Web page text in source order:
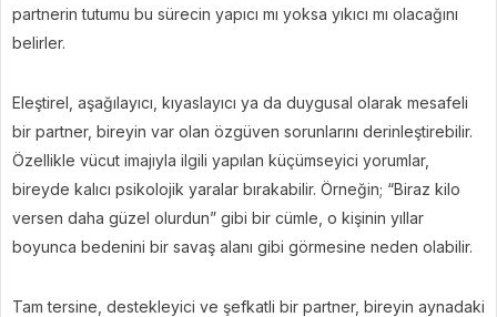
partnerin tutumu bu sürecin yapıcı mı yoksa yıkıcı mı olacağını
belirler.
Eleştirel, aşağılayıcı, kıyaslayıcı ya da duygusal olarak mesafeli
bir partner, bireyin var olan özgüven sorunlarını derinleştirebilir.
Özellikle vücut imajıyla ilgili yapılan küçümseyici yorumlar,
bireyde kalıcı psikolojik yaralar bırakabilir. Örneğin; “Biraz kilo
versen daha güzel olurdun” gibi bir cümle, o kişinin yıllar
boyunca bedenini bir savaş alanı gibi görmesine neden olabilir.
Tam tersine, destekleyici ve şefkatli bir partner, bireyin aynadaki